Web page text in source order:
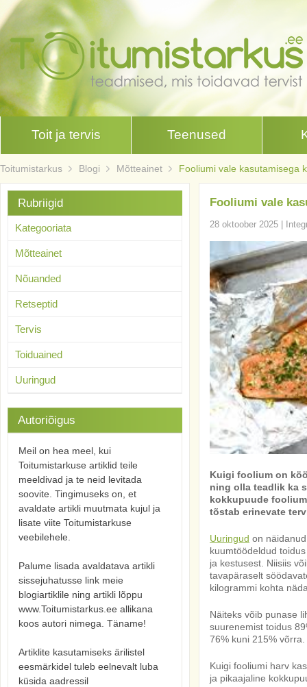
Toit ja tervis Teenused
Toitumistarkus Blogi Mõtteainet Fooliumi vale kasutamisega
Fooliumi vale
28 oktoober 2025
Kuigi foolium on
ning olla teadlik ka
kokkupuude
tõstab erinevate
Uuringud on
kuumtöödeldud
ja kestusest. Niisiis
tavapäraselt
kilogrammi kohta
Näiteks võib punase
suurenemist toidus
76% kuni 215% võrra.
Kuigi fooliumi harv
ja pikaajaline
Rubriigid
Kategooriata
Mõtteainet
Nõuanded
Retseptid
Tervis
Toiduained
Uuringud
Autoriõigus
Meil on hea meel, kui
Toitumistarkuse artiklid teile
meeldivad ja te neid levitada
soovite. Tingimuseks on, et
avaldate artikli muutmata kujul ja
lisate viite Toitumistarkuse
veebilehele.
Palume lisada avaldatava artikli
sissejuhatusse link meie
blogiartiklile ning artikli lõppu
www.Toitumistarkus.ee allikana
koos autori nimega. Täname!
Artiklite kasutamiseks ärilistel
eesmärkidel tuleb eelnevalt luba
küsida aadressil